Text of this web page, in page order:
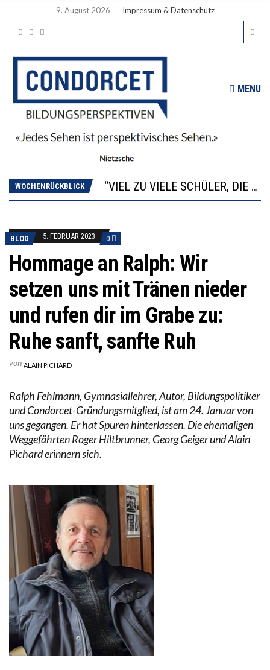
9. August 2026 Impressum & Datenschutz
MENU
WOCHENRÜCKBLICK
DIE GANZE HILFLOSIGKEIT DES BILDUNGSBÜRGERTUMS
WORAUS WÄCHST, WAS KINDER TRÄGT
BLOG 5. FEBRUAR 2023 0
Hommage an Ralph: Wir
setzen uns mit Tränen nieder
und rufen dir im Grabe zu:
Ruhe sanft, sanfte Ruh
von ALAIN PICHARD
Ralph Fehlmann, Gymnasiallehrer, Autor, Bildungspolitiker
und Condorcet-Gründungsmitglied, ist am 24. Januar von
uns gegangen. Er hat Spuren hinterlassen. Die ehemaligen
Weggefährten Roger Hiltbrunner, Georg Geiger und Alain
Pichard erinnern sich.